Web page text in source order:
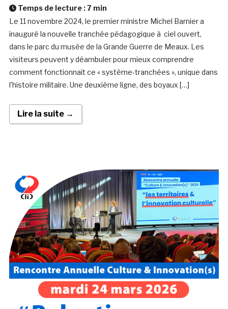
Temps de lecture :7 min
Le 11 novembre 2024, le premier ministre Michel Barnier a
inauguré la nouvelle tranchée pédagogique à ciel ouvert,
dans le parc du musée de la Grande Guerre de Meaux. Les
visiteurs peuvent y déambuler pour mieux comprendre
comment fonctionnait ce « système-tranchées », unique dans
l’histoire militaire. Une deuxième ligne, des boyaux […]
Lire la suite →